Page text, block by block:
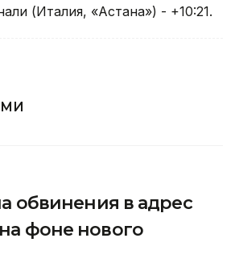
(Италия, «Астана») - +10:21.
обвинения в адрес
фоне нового